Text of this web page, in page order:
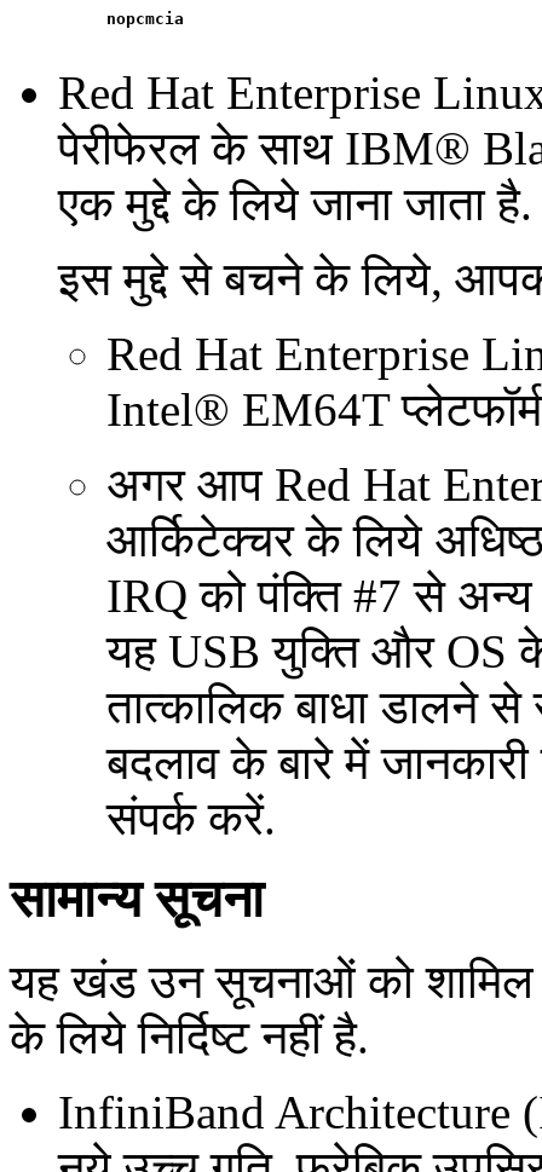
Red Hat Enterprise
पेरीफेरल के साथ IBM®
एक मुद्दे के लिये जाना जाता है.
इस मुद्दे से बचने के लिये,
Red Hat Enterprise
Intel® EM64T
अगर आप Red Hat
आर्किटेक्चर के लिये
IRQ को पंक्ति #7 से अन्य
यह USB युक्ति और OS
तात्कालिक बाधा डालने
बदलाव के बारे में
संपर्क करें.
सामान्य सूचना
यह खंड उन सूचनाओं को
के लिये निर्दिष्ट नहीं है.
InfiniBand Architecture